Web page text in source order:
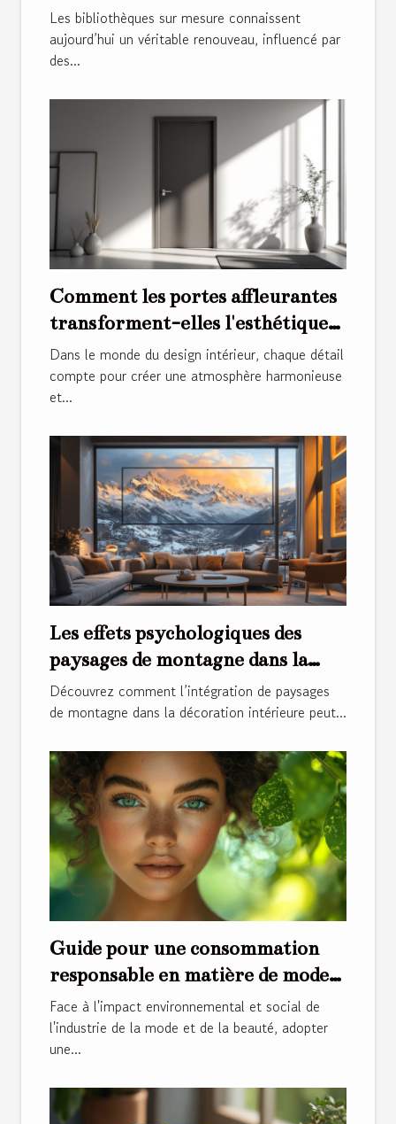
bibliothèques sur mesure ?
Les bibliothèques sur mesure connaissent
aujourd’hui un véritable renouveau, influencé par
des...
Comment les portes affleurantes
transforment-elles l'esthétique
intérieure ?
Dans le monde du design intérieur, chaque détail
compte pour créer une atmosphère harmonieuse
et...
Les effets psychologiques des
paysages de montagne dans la
décoration intérieure
Découvrez comment l’intégration de paysages
de montagne dans la décoration intérieure peut...
Guide pour une consommation
responsable en matière de mode
et de beauté
Face à l'impact environnemental et social de
l'industrie de la mode et de la beauté, adopter
une...